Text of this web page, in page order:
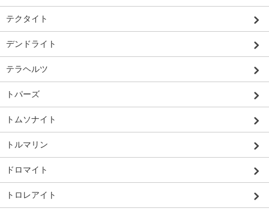
テクタイト
デンドライト
テラヘルツ
トパーズ
トムソナイト
トルマリン
ドロマイト
トロレアイト